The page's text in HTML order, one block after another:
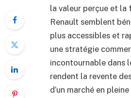
la valeur perçue et
Renault semblent
plus accessibles et
une stratégie
incontournable dans
rendent la revente
d’un marché en